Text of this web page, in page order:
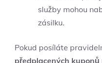
služby mohou
zásilku.
Pokud posíláte
předplacených kuponů